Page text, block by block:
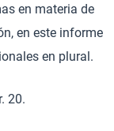
en materia de
en este informe
en plural.
20.